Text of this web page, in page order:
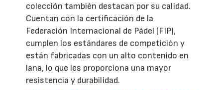
colección también destacan por su calidad.
Cuentan con la certificación de la
Federación Internacional de Pádel (FIP),
cumplen los estándares de competición y
están fabricadas con un alto contenido en
lana, lo que les proporciona una mayor
resistencia y durabilidad.